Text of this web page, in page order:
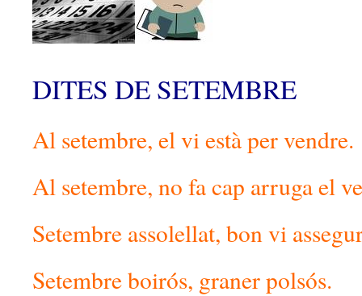
DITES DE SETEMBRE
Al setembre, el vi està per vendre.
Al setembre, no fa cap arruga el
Setembre assolellat, bon vi
Setembre boirós, graner polsós.